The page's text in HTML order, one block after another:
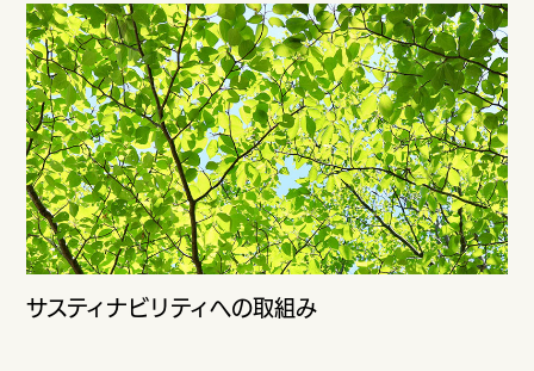
サスティナビリティへの取組み